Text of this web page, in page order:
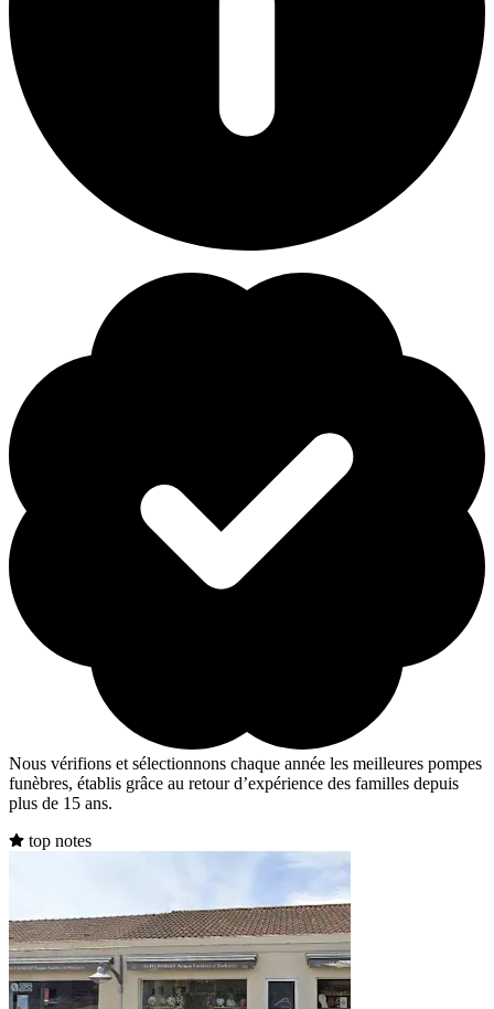
Nous vérifions et sélectionnons chaque année les meilleures pompes
funèbres, établis grâce au retour d’expérience des familles depuis
plus de 15 ans.
top notes